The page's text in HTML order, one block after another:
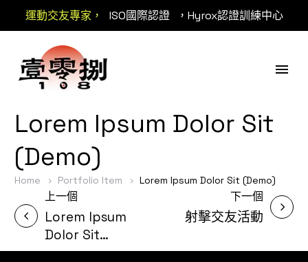
運動交友專家， ISO國際認證 ，Hyrox認證訓練中心
Lorem Ipsum Dolor Sit
(Demo)
Home Portfolio Item Lorem Ipsum Dolor Sit (Demo)
上一個
Lorem Ipsum
Dolor Sit
(Demo)
下一個
射擊交友活動